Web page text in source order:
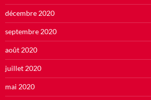
décembre 2020
septembre 2020
août 2020
juillet 2020
mai 2020